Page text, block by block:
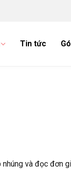
Tin tức
và đọc đơn